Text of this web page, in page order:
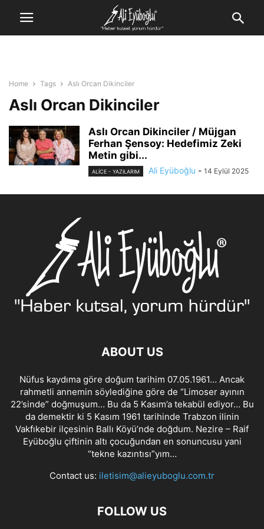
Home Tags Aslı Orcan Dikinciler
Aslı Orcan Dikinciler
Aslı Orcan Dikinciler / Müjgan
Ferhan Şensoy: Hedefimiz Zeki
Metin gibi...
ALİCE - YAZILARIM Ali Eyüboğlu - 14 Eylül 2025
ABOUT US
Nüfus kaydıma göre doğum tarihim 07.05.1961… Ancak
rahmetli annemin söylediğine göre de “Limoser ayının
22’sinde” doğmuşum… Bu da 5 Kasım’a tekabül ediyor… Bu
da demektir ki 5 Kasım 1961 tarihinde Trabzon ilinin
Vakfıkebir ilçesinin Ballı Köyü’nde doğdum. Nezire – Raif
Eyüboğlu çiftinin altı çocuğundan en sonuncusu yani
“tekne kazıntısı”yım…
Contact us: iletisim@alieyuboglu.com.tr
FOLLOW US